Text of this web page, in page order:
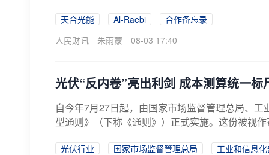
天合光能 Al-Raebi
合作备忘录
人民财讯
朱雨蒙 08-03 17:40
光伏“反内卷”亮出利剑 成本测算统一标
自今年7月27日起，由国家市场监督管理总局、
型通则》（下称《通则》）正式实施。这份被视
光伏行业 国家市场监督管理总局
工业和信息